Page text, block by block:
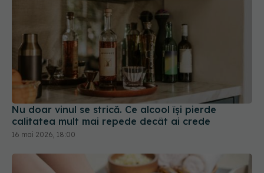
Nu doar vinul se strică. Ce alcool își pierde
calitatea mult mai repede decât ai crede
16 mai 2026, 18:00